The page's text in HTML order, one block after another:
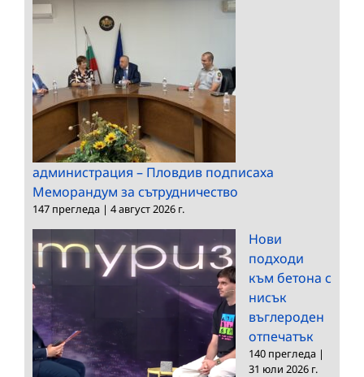
администрация – Пловдив подписаха
Меморандум за сътрудничество
147 прегледа | 4 август 2026 г.
Нови
подходи
към бетона с
нисък
въглероден
отпечатък
140 прегледа |
31 юли 2026 г.